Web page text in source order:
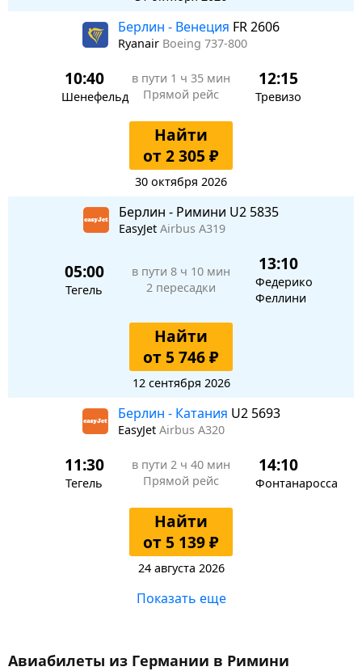
Берлин - Венеция FR 2606
Ryanair Boeing 737-800
10:40
Шенефельд
в пути 1 ч 35 мин
Прямой рейс
12:15
Тревизо
Найти
от 2 305 ₽
30 октября 2026
Берлин - Римини U2 5835
EasyJet Airbus A319
05:00
Тегель
в пути 8 ч 10 мин
2 пересадки
13:10
Федерико
Феллини
Найти
от 5 746 ₽
12 сентября 2026
Берлин - Катания U2 5693
EasyJet Airbus A320
11:30
Тегель
в пути 2 ч 40 мин
Прямой рейс
14:10
Фонтанаросса
Найти
от 5 139 ₽
24 августа 2026
Показать еще
Авиабилеты из Германии в Римини